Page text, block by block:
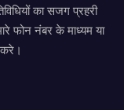
का सजग प्रहरी
फोन नंबर के माध्यम या